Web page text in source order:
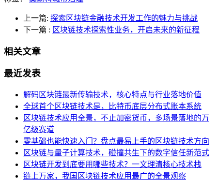
上一篇: 探索区块链金融技术开发工作的魅力与挑战
下一篇 : 区块链技术探索性业务，开启未来的新征程
相关文章
最近发表
解码区块链最新传输技术，核心特点与行业落地价值
全球首个区块链技术是，比特币底层分布式账本系统
区块链技术应用全景，不止加密货币，多场景落地的万
亿级赛道
零基础也能快速入门？盘点最易上手的区块链技术方向
区块链与量子计算技术，碰撞共生下的数字信任新范式
区块链开发到底要用哪些技术？一文理清核心技术栈
链上万家，我国区块链技术应用最广的全景观察